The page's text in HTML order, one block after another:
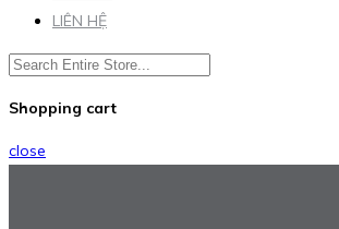
LIÊN HỆ
Shopping cart
close